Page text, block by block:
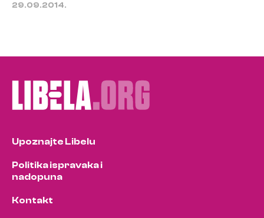
29.09.2014.
Upoznajte Libelu
Politika ispravaka i
nadopuna
Kontakt